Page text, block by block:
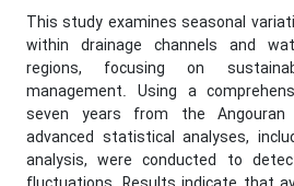
This study examines seasonal
within drainage channels and
regions, focusing on
management. Using a
seven years from the
advanced statistical analyses,
analysis, were conducted to